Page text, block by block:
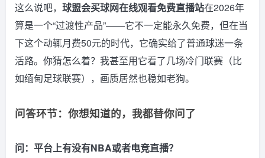
这么说吧， 球盟会买球网在线观看免费直播站在2026年
算是一个“过渡性产品”——它不一定能永久免费，但在当
下这个动辄月费50元的时代，它确实给了普通球迷一条
活路。你猜怎么着？我甚至用它看了几场冷门联赛（比
如缅甸足球联赛），画质居然也稳如老狗。
问答环节：你想知道的，我都替你问了
问：平台上有没有NBA或者电竞直播？